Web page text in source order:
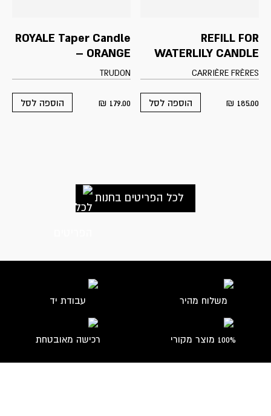
REFILL FOR
WATERLILY CANDLE
CARRIÈRE FRÈRES
185.00
₪ הוספה לסל
ROYALE Taper Candle
– ORANGE
TRUDON
179.00
₪ הוספה לסל
לכל הפריטים בחנות
משלוח מהיר עבודת יד
100% מוצר מקורי רכישה מאובטחת